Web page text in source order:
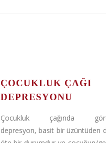
ÇOCUKLUK ÇAĞI
DEPRESYONU
Çocukluk çağında
depresyon, basit bir üzüntüden